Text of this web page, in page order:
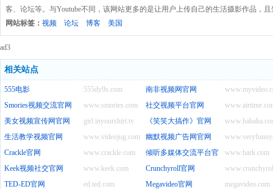
客、论坛等。与Youtube不同，该网站更多的是让用户上传自己的生活摄影作品，
网站标签： 视频 论坛 博客 美国
ad3
相关站点
555dy9s.com
555电影
南非视频网官网
www.smories.com
Smories视频交流官网
社交视频平台官网
girl.inyourshirt.tv
美女视频宣传网官网
《笑笑大搞作》官网
www.videojug.com
生活教学视频官网
幽默视频广告网官网
www.crackle.com
Crackle官网 www.hark.com
倾听多媒体交流平台官网
www.keek.com
Keek视频社交官网
Crunchyroll官网
ed.ted.com
TED-ED官网 megavideo.com
Megavideo官网